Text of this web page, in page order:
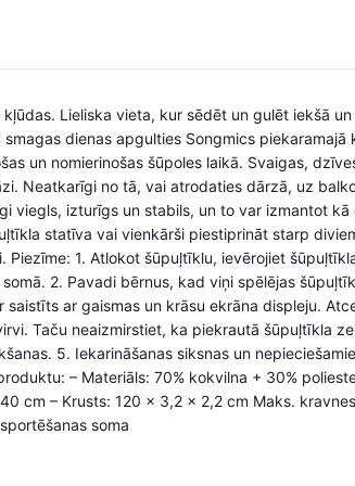
Lieliska vieta, kur sēdēt un gulēt iekšā
dienas apgulties Songmics piekaramajā
un nomierinošas šūpoles laikā. Svaigas,
Neatkarīgi no tā, vai atrodaties dārzā, uz
viegls, izturīgs un stabils, un to var izmantot
statīva vai vienkārši piestiprināt starp
1. Atlokot šūpuļtīklu, ievērojiet
2. Pavadi bērnus, kad viņi spēlējas
ar gaismas un krāsu ekrāna displeju.
Taču neaizmirstiet, ka piekrautā šūpuļtīkla
5. Iekarināšanas siksnas un
– Materiāls: 70% kokvilna + 30%
cm – Krusts: 120 x 3,2 x 2,2 cm Maks.
soma